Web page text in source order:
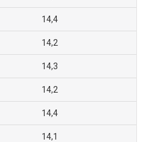
14,4
14,2
14,3
14,2
14,4
14,1